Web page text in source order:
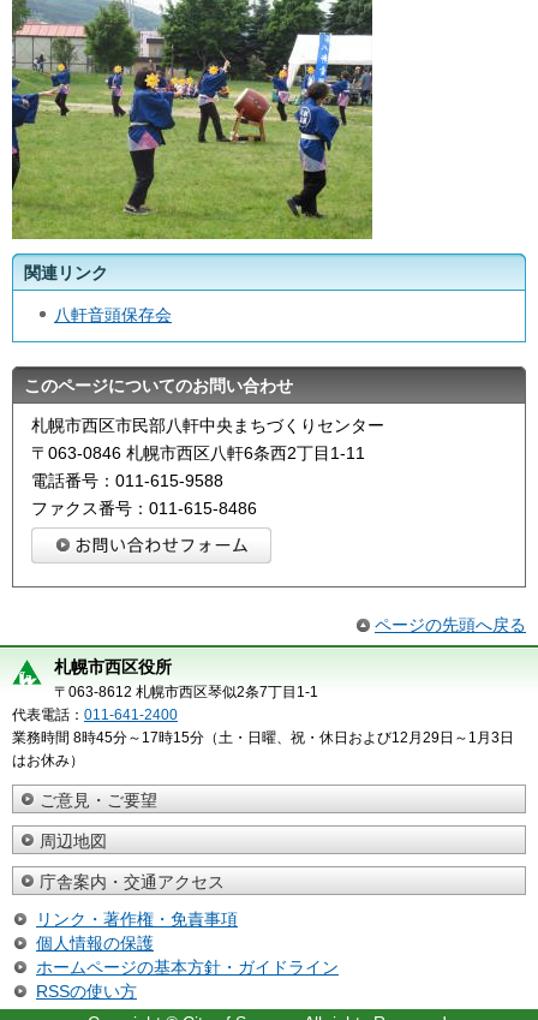
関連リンク
八軒音頭保存会
このページについてのお問い合わせ
札幌市西区市民部八軒中央まちづくりセンター
〒063-0846 札幌市西区八軒6条西2丁目1-11
電話番号：011-615-9588
ファクス番号：011-615-8486
ページの先頭へ戻る
札幌市西区役所
〒063-8612 札幌市西区琴似2条7丁目1-1
代表電話： 011-641-2400
業務時間 8時45分～17時15分（土・日曜、祝・休日および12月29日～1月3日
はお休み）
ご意見・ご要望
周辺地図
庁舎案内・交通アクセス
リンク・著作権・免責事項
個人情報の保護
ホームページの基本方針・ガイドライン
RSSの使い方